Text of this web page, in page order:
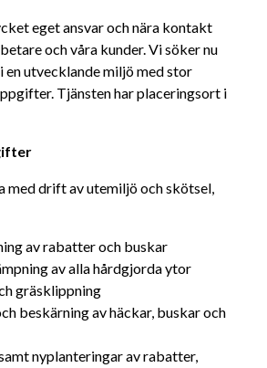
eget ansvar och nära kontakt
och våra kunder. Vi söker nu
en utvecklande miljö med stor
Tjänsten har placeringsort i
med drift av utemiljö och skötsel,
av rabatter och buskar
av alla hårdgjorda ytor
gräsklippning
beskärning av häckar, buskar och
nyplanteringar av rabatter,